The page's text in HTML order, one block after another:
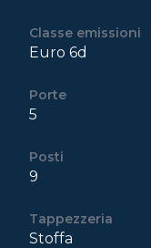
Classe emissioni
Euro 6d
Porte
5
Posti
9
Tappezzeria
Stoffa